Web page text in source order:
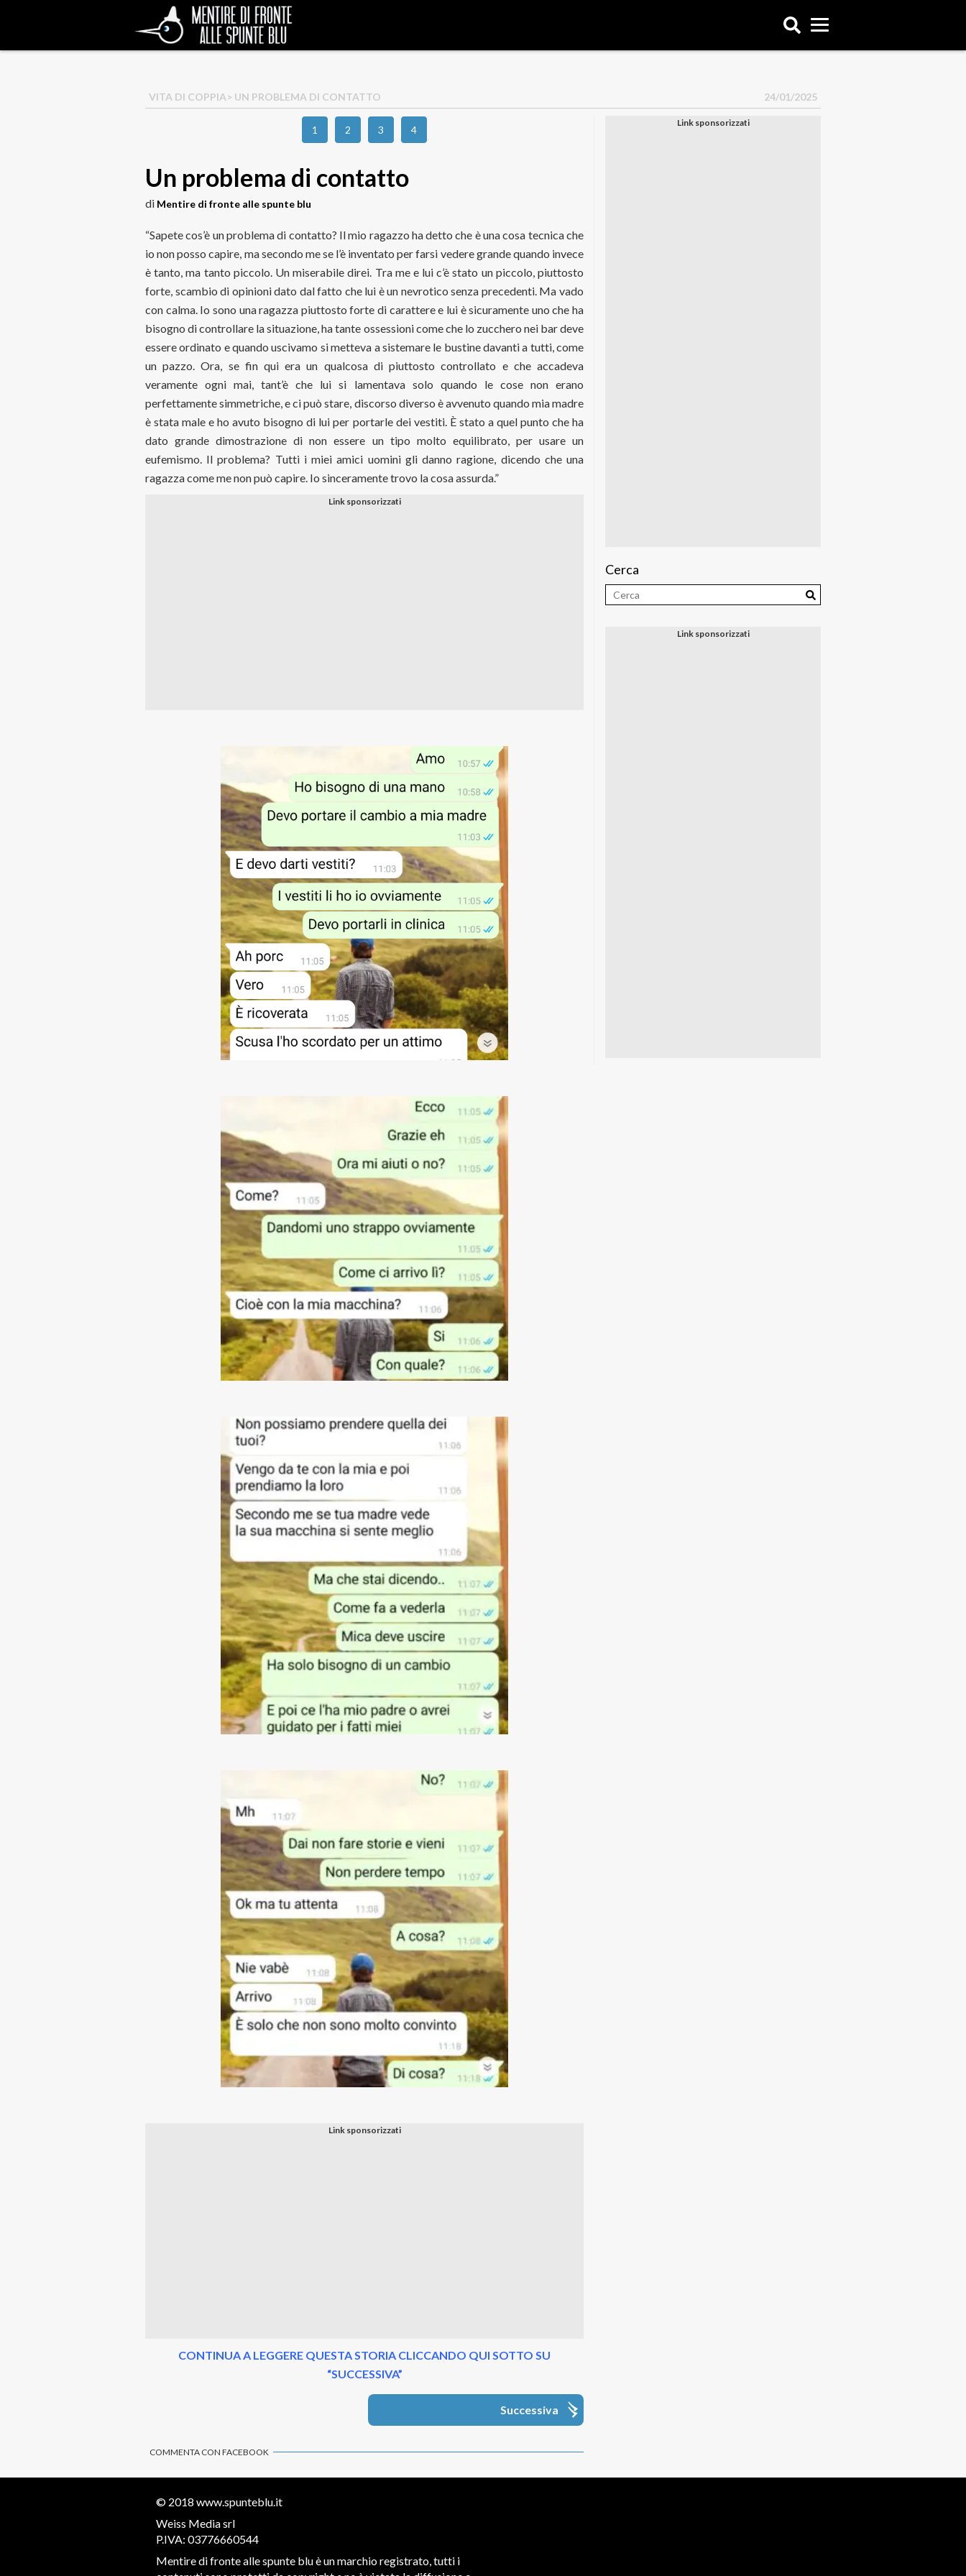
VITA DI COPPIA> UN PROBLEMA DI CONTATTO 24/01/2025
1 2 3 4
Un problema di contatto
di Mentire di fronte alle spunte blu
“Sapete cos’è un problema di contatto? Il mio ragazzo ha detto che è una cosa tecnica che
io non posso capire, ma secondo me se l’è inventato per farsi vedere grande quando invece
è tanto, ma tanto piccolo. Un miserabile direi. Tra me e lui c’è stato un piccolo, piuttosto
forte, scambio di opinioni dato dal fatto che lui è un nevrotico senza precedenti. Ma vado
con calma. Io sono una ragazza piuttosto forte di carattere e lui è sicuramente uno che ha
bisogno di controllare la situazione, ha tante ossessioni come che lo zucchero nei bar deve
essere ordinato e quando uscivamo si metteva a sistemare le bustine davanti a tutti, come
un pazzo. Ora, se fin qui era un qualcosa di piuttosto controllato e che accadeva
veramente ogni mai, tant’è che lui si lamentava solo quando le cose non erano
perfettamente simmetriche, e ci può stare, discorso diverso è avvenuto quando mia madre
è stata male e ho avuto bisogno di lui per portarle dei vestiti. È stato a quel punto che ha
dato grande dimostrazione di non essere un tipo molto equilibrato, per usare un
eufemismo. Il problema? Tutti i miei amici uomini gli danno ragione, dicendo che una
ragazza come me non può capire. Io sinceramente trovo la cosa assurda.”
CONTINUA A LEGGERE QUESTA STORIA CLICCANDO QUI SOTTO SU
“SUCCESSIVA”
Successiva
COMMENTA CON FACEBOOK
Cerca
© 2018 www.spunteblu.it
Weiss Media srl
P.IVA: 03776660544
Mentire di fronte alle spunte blu è un marchio registrato, tutti i